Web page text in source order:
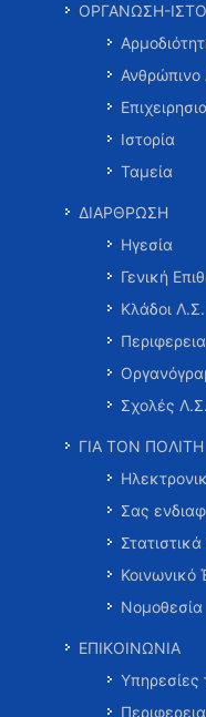
ΟΡΓΑΝΩΣΗ-
Ανθρώπινο
Ιστορία
Ταμεία
ΔΙΑΡΘΡΩΣΗ
Ηγεσία
Γενική
Κλάδοι
Σχολές
ΓΙΑ ΤΟΝ ΠΟΛΙΤΗ
Σας
Στατιστικά
Κοινωνικό
Νομοθεσία
ΕΠΙΚΟΙΝΩΝΙΑ
Υπηρεσίες